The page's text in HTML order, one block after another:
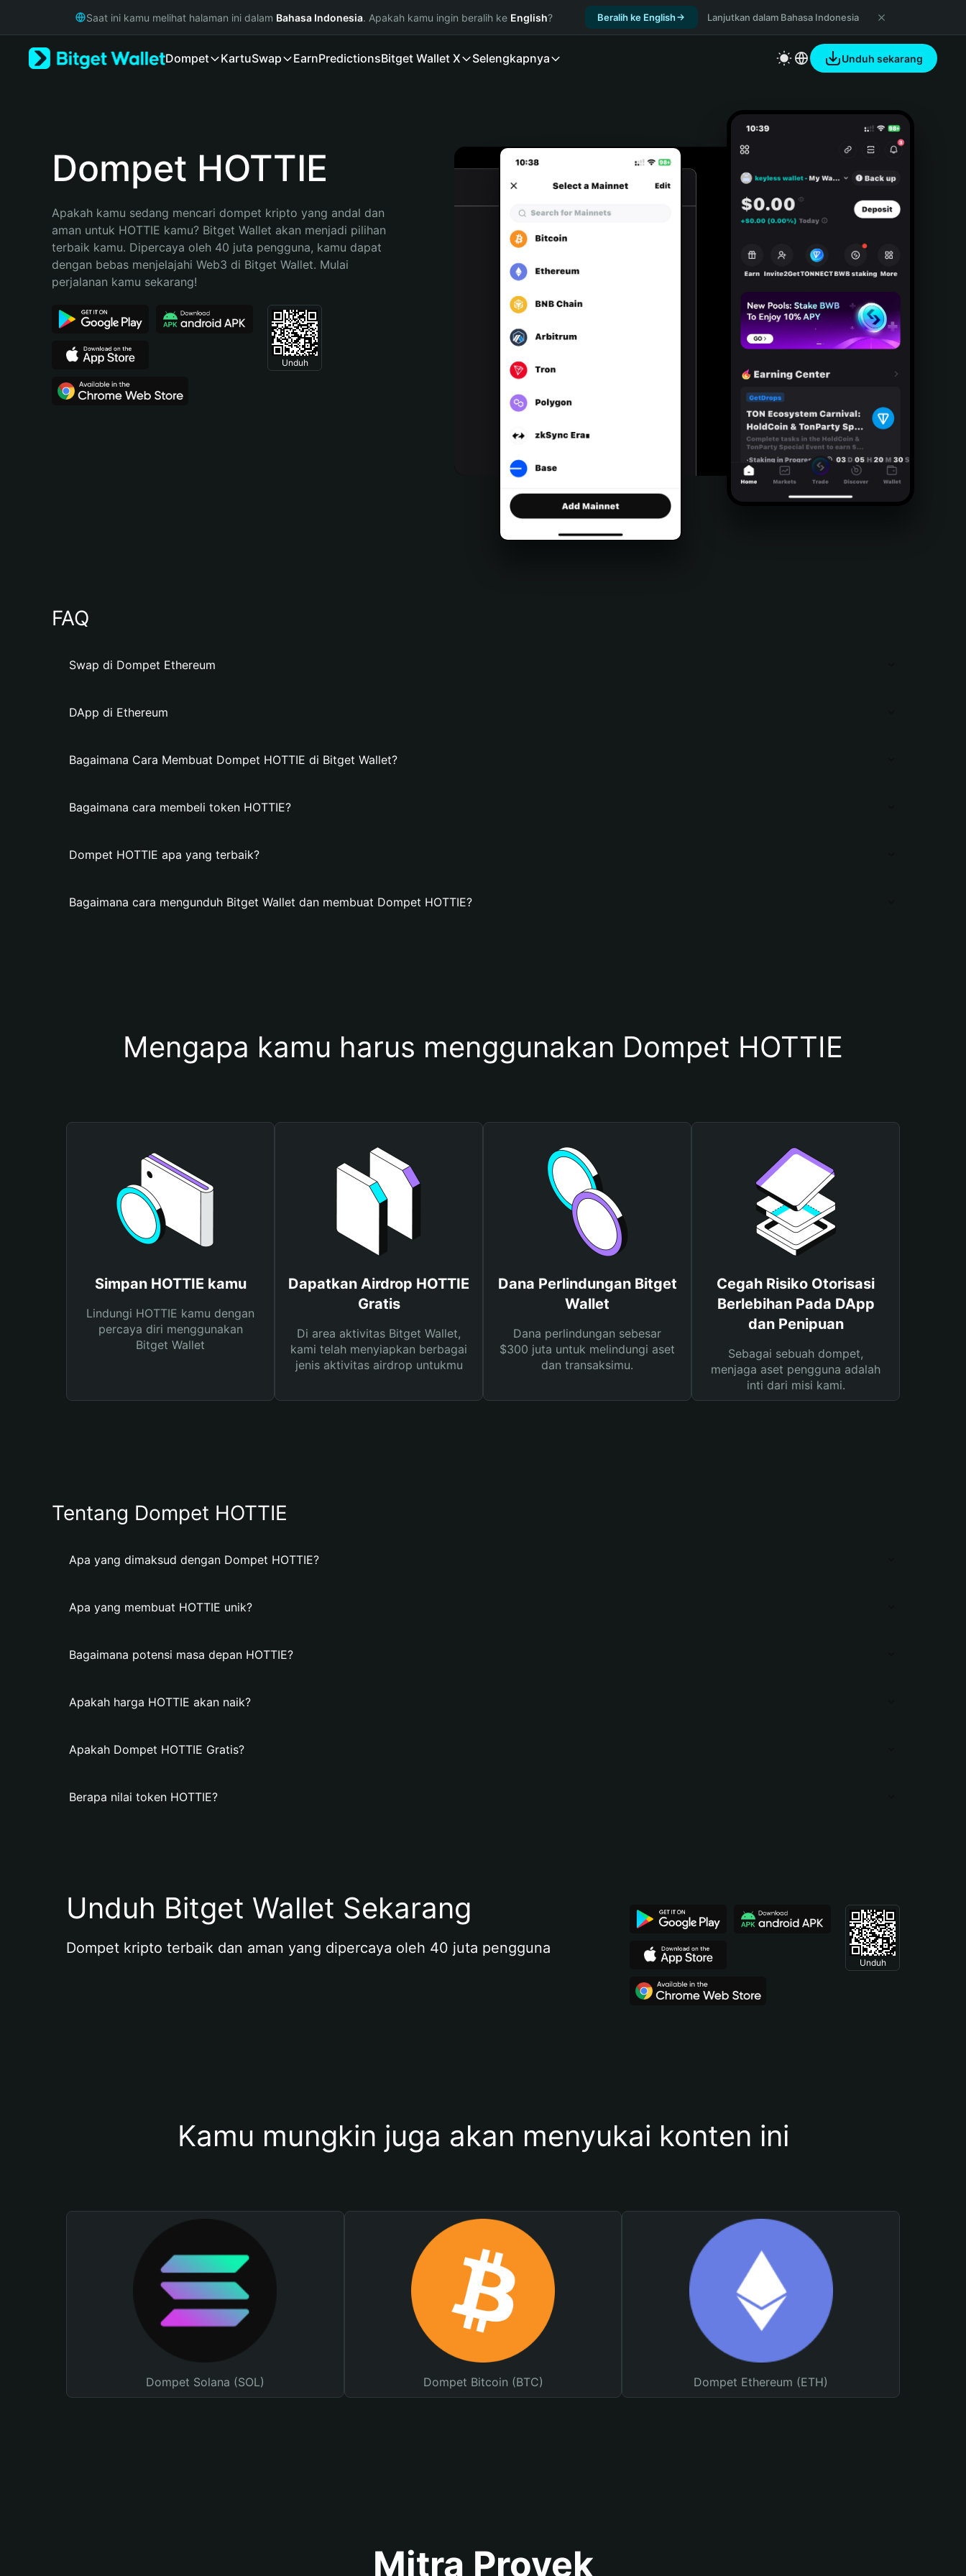
Русский
Bahasa Indonesia
Español (Argentina)
Saat ini kamu melihat halaman ini dalam Bahasa Indonesia. Apakah kamu ingin beralih ke English? Beralih ke English Lanjutkan dalam Bahasa Indonesia
Dompet KartuSwap EarnPredictionsBitget Wallet X Selengkapnya Unduh sekarang
Dompet HOTTIE
Apakah kamu sedang mencari dompet kripto yang andal dan
aman untuk HOTTIE kamu? Bitget Wallet akan menjadi pilihan
terbaik kamu. Dipercaya oleh 40 juta pengguna, kamu dapat
dengan bebas menjelajahi Web3 di Bitget Wallet. Mulai
perjalanan kamu sekarang!
Unduh
FAQ
Swap di Dompet Ethereum
DApp di Ethereum
Bagaimana Cara Membuat Dompet HOTTIE di Bitget Wallet?
Bagaimana cara membeli token HOTTIE?
Dompet HOTTIE apa yang terbaik?
Bagaimana cara mengunduh Bitget Wallet dan membuat Dompet HOTTIE?
Mengapa kamu harus menggunakan Dompet HOTTIE
Simpan HOTTIE kamu
Lindungi HOTTIE kamu dengan
percaya diri menggunakan
Bitget Wallet
Dapatkan Airdrop HOTTIE
Gratis
Di area aktivitas Bitget Wallet,
kami telah menyiapkan berbagai
jenis aktivitas airdrop untukmu
Dana Perlindungan Bitget
Wallet
Dana perlindungan sebesar
$300 juta untuk melindungi aset
dan transaksimu.
Cegah Risiko Otorisasi
Berlebihan Pada DApp
dan Penipuan
Sebagai sebuah dompet,
menjaga aset pengguna adalah
inti dari misi kami.
Tentang Dompet HOTTIE
Apa yang dimaksud dengan Dompet HOTTIE?
Apa yang membuat HOTTIE unik?
Bagaimana potensi masa depan HOTTIE?
Apakah harga HOTTIE akan naik?
Apakah Dompet HOTTIE Gratis?
Berapa nilai token HOTTIE?
Unduh Bitget Wallet Sekarang
Dompet kripto terbaik dan aman yang dipercaya oleh 40 juta pengguna
Unduh
Kamu mungkin juga akan menyukai konten ini
Dompet Solana (SOL) Dompet Bitcoin (BTC) Dompet Ethereum (ETH)
Mitra Proyek